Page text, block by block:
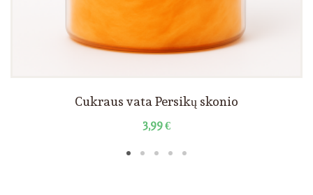
Cukraus vata Persikų skonio
3,99€